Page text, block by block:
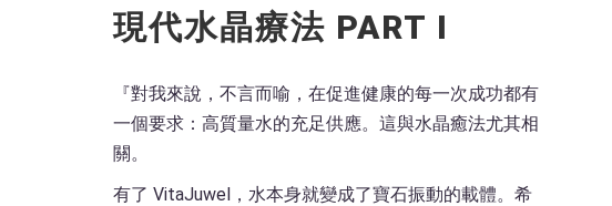
現代水晶療法 PART I
『對我來說，不言而喻，在促進健康的每一次成功都有
一個要求：高質量水的充足供應。這與水晶癒法尤其相
關。
有了 VitaJuwel，水本身就變成了寶石振動的載體。希